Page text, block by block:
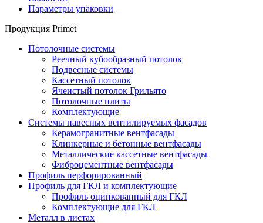
Параметры упаковки
Продукция Primet
Потолочные системы
Реечный кубообразный потолок
Подвесные системы
Кассетный потолок
Ячеистый потолок Грильято
Потолочные плиты
Комплектующие
Системы навесных вентилируемых фасадов
Керамогранитные вентфасады
Клинкерные и бетонные вентфасады
Металлические кассетные вентфасады
Фиброцементные вентфасады
Профиль перфорированный
Профиль для ГКЛ и комплектующие
Профиль оцинкованный для ГКЛ
Комплектующие для ГКЛ
Металл в листах